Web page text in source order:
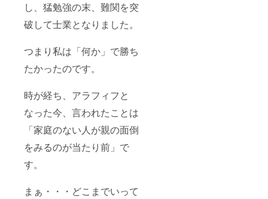
し、猛勉強の末、難関を突
破して士業となりました。
つまり私は「何か」で勝ち
たかったのです。
時が経ち、アラフィフと
なった今、言われたことは
「家庭のない人が親の面倒
をみるのが当たり前」で
す。
まぁ・・・どこまでいって